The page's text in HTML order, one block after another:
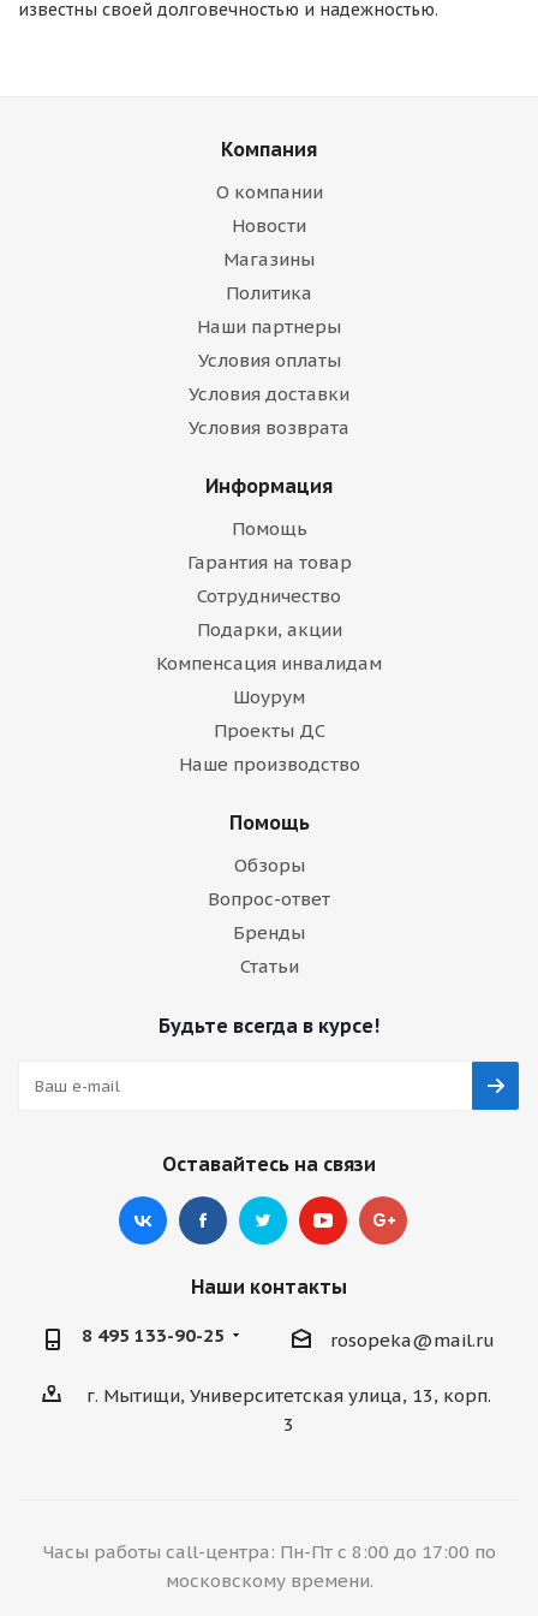
известны своей долговечностью и надежностью.
Компания
О компании
Новости
Магазины
Политика
Наши партнеры
Условия оплаты
Условия доставки
Условия возврата
Информация
Помощь
Гарантия на товар
Сотрудничество
Подарки, акции
Компенсация инвалидам
Шоурум
Проекты ДС
Наше производство
Помощь
Обзоры
Вопрос-ответ
Бренды
Статьи
Будьте всегда в курсе!
Оставайтесь на связи
Наши контакты
8 495 133-90-25 rosopeka@mail.ru
г. Мытищи, Университетская улица, 13, корп.
3
Часы работы call-центра: Пн-Пт с 8:00 до 17:00 по
московскому времени.